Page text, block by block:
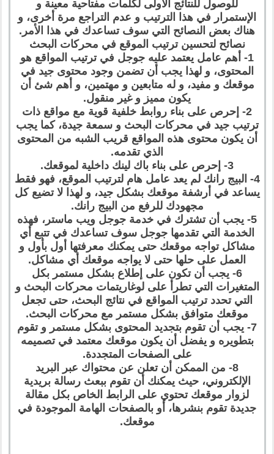
للوصول للنتائج الأولى لكلمات مفتاحية معينة و
الإستمرار في هذا الترتيب و عدم التراجع مرة أخرى، و
هناك بعض النصائح التي سوف تساعدك في هذا الأمر.
نصائح لتحسين ترتيب الموقع في محركات البحث
1- أهم عامل يعتمد عليه جوجل في ترتيب المواقع هو
المحتوى، و لهذا يجب أن تضمن وجود محتوى جيد في
موقعك و مفيد، و له متابعين و مهتمين، و أهم شئ أن
يكون مميز و غير منقول.
2- إحرص على بناء روابط خلفية قوية مع مواقع ذات
ترتيب جيد في محركات البحث و سمعة جيدة، كما يجب
أن يكون محتوى هذه المواقع قريب الشبه من المحتوى
الذي تقدمه.
3- إحرص على بناء باك لينك داخلية لموقعك.
4- البيج رانك لم يعد عامل هام لترتيب الموقع، فهو فقط
يساعد في أرشفة موقعك بشكل جيد، و لهذا لا تضيع كل
مجهودك للرفع من البيج رانك.
5- يجب أن تشترك في خدمة جوجل ويب ماستر، فهذه
الخدمة التي تقدمها جوجل سوف تساعدك في تتبع أي
مشاكل تواجه موقعك حتى يمكنك معرفتها أول بأول و
العمل على حلها حتى لا يواجه موقعك أي مشاكل.
6- يجب أن تكون على إطلاع بشكل مستمر بكل
المتغيرات التي تطرأ على لوغاريتمات محركات البحث و
التي تحدد ترتيب المواقع في نتائج البحث، حتى تجعل
موقعك متوافق بشكل مستمر مع محركات البحث.
7- يجب أن تقوم بتجديد المحتوى بشكل مستمر و تقوم
بتطويره و يفضل أن يكون موقعك معتمد في تصميمه
على الصفحات المتجددة.
8- من الممكن أن تعلن عن محتواك عبر البريد
الإلكتروني، حيث يمكنك أن تقوم ببعث رسالة بريدية
لزوار موقعك تحتوي على الرابط الخاص بكل مقالة
جديدة تقوم بنشرها، أو بالصفحات الهامة الموجودة في
موقعك.